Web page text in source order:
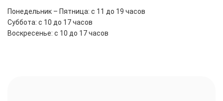
Понедельник – Пятница: с 11 до 19 часов
Суббота: с 10 до 17 часов
Воскресенье: с 10 до 17 часов